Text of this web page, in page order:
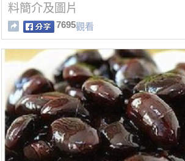
料簡介及圖片
7695觀看